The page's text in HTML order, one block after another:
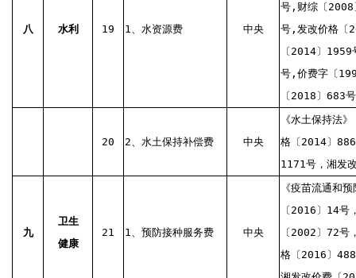
八 水利 19 1、水资源费 中央
号,财综〔
号,发改价格〔
〔2014〕
号,价费字〔
〔2018〕683
20 2、水土保持补偿费 中央
《水土保持法
格〔2014〕
1171号，湘发
九
卫生
健康
21 1、预防接种服务费 中央
《疫苗流通和
〔2016〕14
〔2002〕72
格〔2016〕